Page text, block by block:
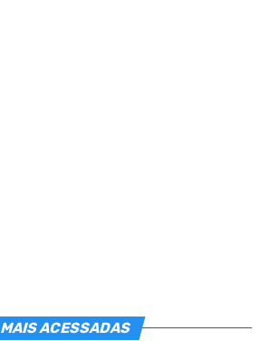
MAIS ACESSADAS